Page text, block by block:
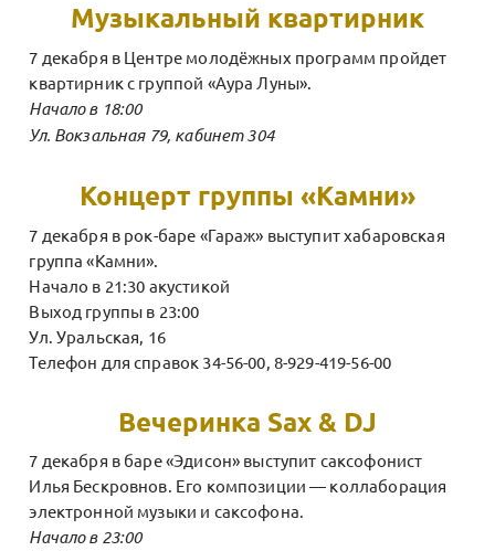
Музыкальный квартирник
7 декабря в Центре молодёжных программ пройдет
квартирник с группой «Аура Луны».
Начало в 18:00
Ул. Вокзальная 79, кабинет 304
Концерт группы «Камни»
7 декабря в рок-баре «Гараж» выступит хабаровская
группа «Камни».
Начало в 21:30 акустикой
Выход группы в 23:00
Ул. Уральская, 16
Телефон для справок 34-56-00, 8-929-419-56-00
Вечеринка Sax & DJ
7 декабря в баре «Эдисон» выступит саксофонист
Илья Бескровнов. Его композиции — коллаборация
электронной музыки и саксофона.
Начало в 23:00